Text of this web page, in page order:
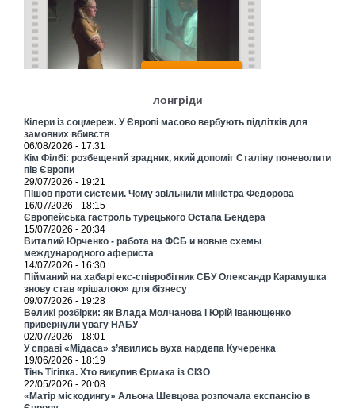
лонгріди
Кілери із соцмереж. У Європі масово вербують підлітків для
замовних вбивств
06/08/2026 - 17:31
Кім Філбі: розбещений зрадник, який допоміг Сталіну поневолити
пів Європи
29/07/2026 - 19:21
Пішов проти системи. Чому звільнили міністра Федорова
16/07/2026 - 18:15
Європейська гастроль турецького Остапа Бендера
15/07/2026 - 20:34
Виталий Юрченко - работа на ФСБ и новые схемы
международного афериста
14/07/2026 - 16:30
Пійманий на хабарі екс-співробітник СБУ Олександр Карамушка
знову став «рішалою» для бізнесу
09/07/2026 - 19:28
Великі розбірки: як Влада Молчанова і Юрій Іванющенко
привернули увагу НАБУ
02/07/2026 - 18:01
У справі «Мідаса» з’явились вуха нардепа Кучеренка
19/06/2026 - 18:19
Тінь Тігіпка. Хто викупив Єрмака із СІЗО
22/05/2026 - 20:08
«Матір міскодингу» Альона Шевцова розпочала експансію в